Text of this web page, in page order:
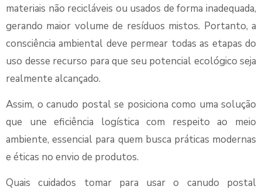
materiais não recicláveis ou usados de forma inadequada,
gerando maior volume de resíduos mistos. Portanto, a
consciência ambiental deve permear todas as etapas do
uso desse recurso para que seu potencial ecológico seja
realmente alcançado.
Assim, o canudo postal se posiciona como uma solução
que une eficiência logística com respeito ao meio
ambiente, essencial para quem busca práticas modernas
e éticas no envio de produtos.
Quais cuidados tomar para usar o canudo postal